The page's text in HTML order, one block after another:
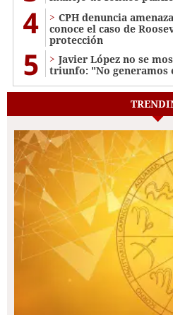
4
CPH denuncia
conoce el caso de
protección
5
Javier López no se
triunfo: "No generamos